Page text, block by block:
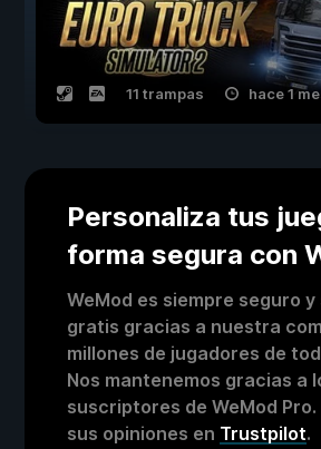
11 trampas hace 1
Personaliza tus
forma segura con
WeMod es siempre seguro y
gratis gracias a nuestra
millones de jugadores de
Nos mantenemos gracias a
suscriptores de WeMod
sus opiniones en Trustpilot.